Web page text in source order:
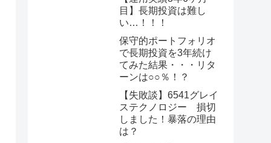
目】長期投資は難し
い…！！！
保守的ポートフォリオ
で長期投資を3年続け
てみた結果・・・リタ
ーンは○○％！？
【失敗談】6541グレイ
ステクノロジー 損切
しました！暴落の理由
は？